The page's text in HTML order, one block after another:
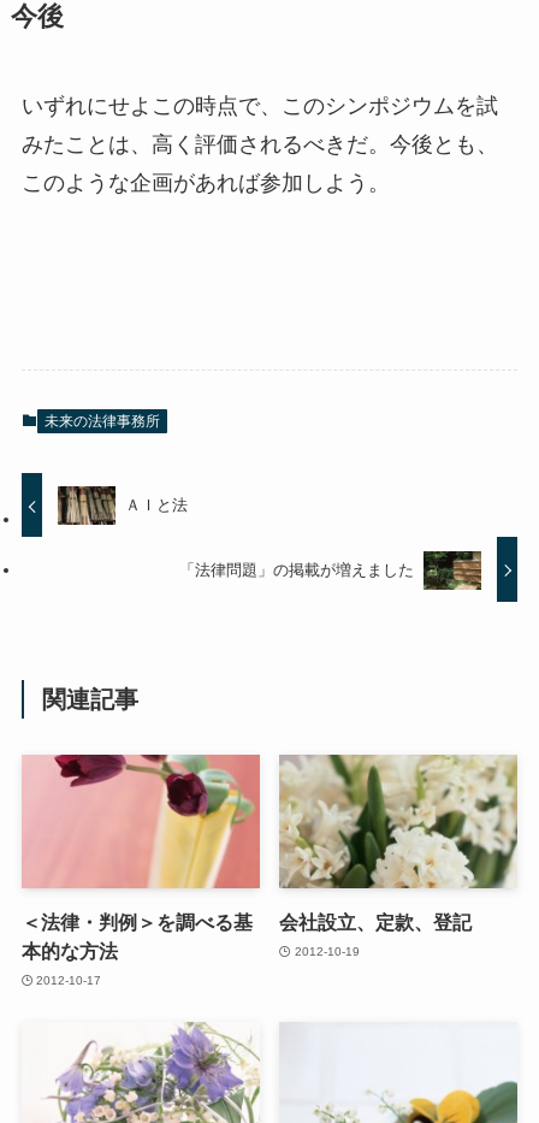
今後
いずれにせよこの時点で、このシンポジウムを試
みたことは、高く評価されるべきだ。今後とも、
このような企画があれば参加しよう。
未来の法律事務所
ＡＩと法
「法律問題」の掲載が増えました
関連記事
＜法律・判例＞を調べる基
本的な方法
2012-10-17
会社設立、定款、登記
2012-10-19